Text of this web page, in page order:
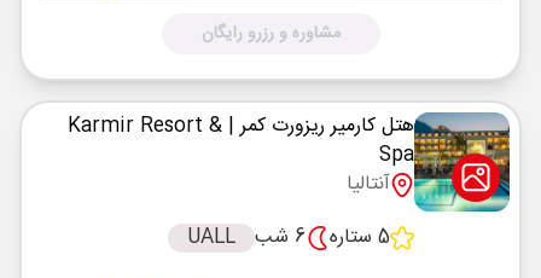
مشاوره و رزرو رایگان
هتل کارمیر ریزورت کمر | Karmir Resort &
Spa
آنتالیا
5 ستاره
6 شب UALL